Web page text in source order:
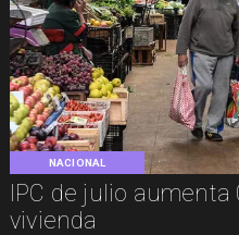
NACIONAL
IPC de julio aumenta
vivienda